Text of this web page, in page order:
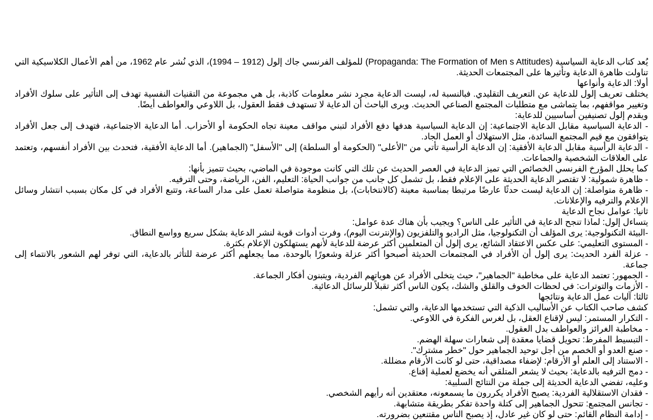
يُعد كتاب الدعاية السياسية (Propaganda: The Formation of Men s Attitudes) للمؤلف الفرنسي جاك إلول (1912 – 1994)، الذي نُشر عام 1962، من أهم الأعمال الكلاسيكية التي
تناولت ظاهرة الدعاية وتأثيرها على المجتمعات الحديثة.
أولا: الدعاية وأنواعها
يختلف تعريف إلول للدعاية عن التعريف التقليدي. فبالنسبة له، ليست الدعاية مجرد نشر معلومات كاذبة، بل هي مجموعة من التقنيات النفسية تهدف إلى التأثير على سلوك الأفراد
وتغيير مواقفهم، بما يتماشى مع متطلبات المجتمع الصناعي الحديث. ويرى الباحث أن الدعاية لا تستهدف فقط العقول، بل اللاوعي والعواطف أيضًا.
ويقدم إلول تصنيفين أساسيين للدعاية:
- الدعاية السياسية مقابل الدعاية الاجتماعية: إن الدعاية السياسية هدفها دفع الأفراد لتبني مواقف معينة تجاه الحكومة أو الأحزاب. أما الدعاية الاجتماعية، فتهدف إلى جعل الأفراد
يتوافقون مع قيم المجتمع السائدة، مثل الاستهلاك أو العمل الجاد.
- الدعاية الرأسية مقابل الدعاية الأفقية: إن الدعاية الرأسية تأتي من "الأعلى" (الحكومة أو السلطة) إلى "الأسفل" (الجماهير). أما الدعاية الأفقية، فتحدث بين الأفراد أنفسهم، وتعتمد
على العلاقات الشخصية والجماعات.
كما يحلل المؤرخ الفرنسي الخصائص التي تميز الدعاية في العصر الحديث عن تلك التي كانت موجودة في الماضي، بحيث تتميز بأنها:
- ظاهرة شمولية: لا تقتصر الدعاية الحديثة على الإعلام فقط، بل تشمل كل جانب من جوانب الحياة: التعليم، الفن، الرياضة، وحتى الترفيه.
- ظاهرة متواصلة: إن الدعاية ليست حدثًا عارضًا مرتبطا بمناسبة معينة (كالانتخابات)، بل منظومة متواصلة تعمل على مدار الساعة، وتتبع الأفراد في كل مكان بسبب انتشار وسائل
الإعلام والترفيه والإعلانات.
ثانيا: عوامل نجاح الدعاية
يتساءل إلول: لماذا تنجح الدعاية في التأثير على الناس؟ ويجيب بأن هناك عدة عوامل:
-البيئة التكنولوجية: يرى المؤلف أن التكنولوجيا، مثل الراديو والتلفزيون (والإنترنت اليوم)، وفرت أدوات قوية لنشر الدعاية بشكل سريع وواسع النطاق.
- المستوى التعليمي: على عكس الاعتقاد الشائع، يرى إلول أن المتعلمين أكثر عرضة للدعاية لأنهم يستهلكون الإعلام بكثرة.
- عزلة الفرد الحديث: يرى إلول أن الأفراد في المجتمعات الحديثة أصبحوا أكثر عزلة وشعورًا بالوحدة، مما يجعلهم أكثر عرضة للتأثر بالدعاية، التي توفر لهم الشعور بالانتماء إلى
جماعة.
- الجمهور: تعتمد الدعاية على مخاطبة "الجماهير"، حيث يتخلى الأفراد عن هوياتهم الفردية، ويتبنون أفكار الجماعة.
- الأزمات والتوترات: في لحظات الخوف والقلق والشك، يكون الناس أكثر تقبلاً للرسائل الدعائية.
ثالثا: آليات عمل الدعاية ونتائجها
كشف صاحب الكتاب عن الأساليب الذكية التي تستخدمها الدعاية، والتي تشمل:
- التكرار المستمر: ليس لإقناع العقل، بل لغرس الفكرة في اللاوعي.
- مخاطبة الغرائز والعواطف بدل العقول.
- التبسيط المفرط: تحويل قضايا معقدة إلى شعارات سهلة الهضم.
- صنع العدو أو الخصم من أجل توحيد الجماهير حول "خطر مشترك".
- الاستناد إلى العلم أو الأرقام: لإضفاء مصداقية، حتى لو كانت الأرقام مضللة.
- دمج الترفيه بالدعاية: بحيث لا يشعر المتلقي أنه يخضع لعملية إقناع.
وعليه، تفضي الدعاية الحديثة إلى جملة من النتائج السلبية:
- فقدان الاستقلالية الفردية: يصبح الأفراد يكررون ما يسمعونه، معتقدين أنه رأيهم الشخصي.
- تجانس المجتمع: تتحول الجماهير إلى كتلة واحدة تفكر بطريقة متشابهة.
- إدامة النظام القائم: حتى لو كان غير عادل، إذ يصبح الناس مقتنعين بضرورته.